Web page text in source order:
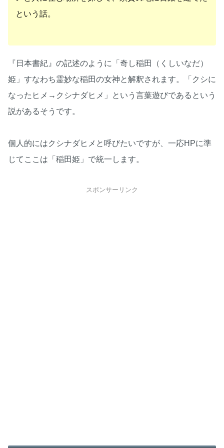
という話。
『日本書紀』の記述のように「奇し稲田（くしいなだ）
姫」すなわち霊妙な稲田の女神と解釈されます。「クシに
なったヒメ→クシナダヒメ」という言葉遊びであるという
説があるそうです。
個人的にはクシナダヒメと呼びたいですが、一応HPに準
じてここは「稲田姫」で統一します。
スポンサーリンク